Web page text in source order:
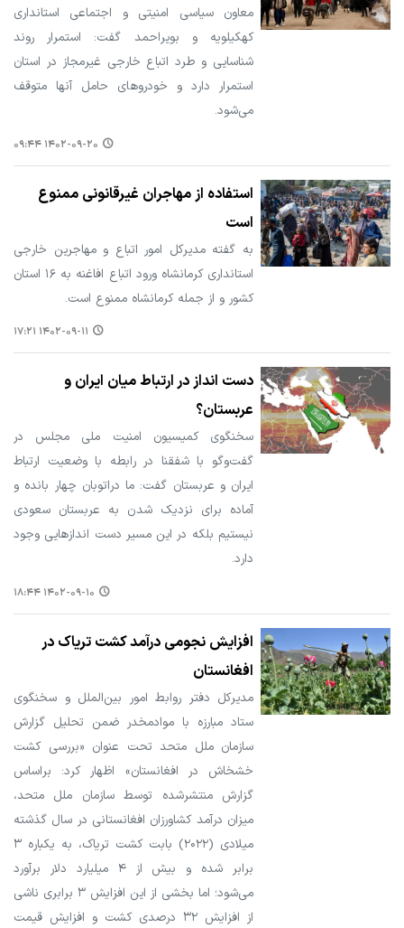
معاون سیاسی امنیتی و اجتماعی استانداری
کهکیلویه و بویراحمد گفت: استمرار روند
شناسایی و طرد اتباع خارجی غیرمجاز در استان
استمرار دارد و خودروهای حامل آنها متوقف
می‌شود.
۱۴۰۲-۰۹-۲۰ ۰۹:۴۴
استفاده از مهاجران غیرقانونی ممنوع
است
به گفته مدیرکل امور اتباع و مهاجرین خارجی
استانداری کرمانشاه ورود اتباع افاغنه به ۱۶ استان
کشور و از جمله کرمانشاه ممنوع است.
۱۴۰۲-۰۹-۱۱ ۱۷:۲۱
دست انداز در ارتباط میان ایران و
عربستان؟
سخنگوی کمیسیون امنیت ملی مجلس در
گفت‌وگو با شفقنا در رابطه با وضعیت ارتباط
ایران و عربستان گفت: ما دراتوبان چهار بانده و
آماده برای نزدیک شدن به عربستان سعودی
نیستیم بلکه در این مسیر دست اندازهایی وجود
دارد.
۱۴۰۲-۰۹-۱۰ ۱۸:۴۴
افزایش نجومی درآمد کشت تریاک در
افغانستان
مدیرکل دفتر روابط امور بین‌الملل و سخنگوی
ستاد مبارزه با موادمخدر ضمن تحلیل گزارش
سازمان ملل متحد تحت عنوان «بررسی کشت
خشخاش در افغانستان» اظهار کرد: براساس
گزارش منتشرشده توسط سازمان ملل متحد،
میزان درآمد کشاورزان افغانستانی در سال گذشته
میلادی (۲۰۲۲) بابت کشت تریاک، به یکباره ۳
برابر شده و بیش از ۴ میلیارد دلار برآورد
می‌شود؛ اما بخشی از این افزایش ۳ برابری ناشی
از افزایش ۳۲ درصدی کشت و افزایش قیمت